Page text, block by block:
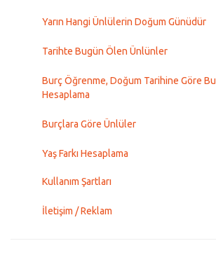
Yarın Hangi Ünlülerin Doğum Günüdür
Tarihte Bugün Ölen Ünlünler
Burç Öğrenme, Doğum Tarihine Göre
Hesaplama
Burçlara Göre Ünlüler
Yaş Farkı Hesaplama
Kullanım Şartları
İletişim / Reklam